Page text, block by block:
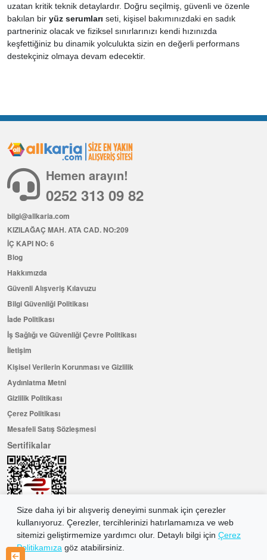
uzatan kritik teknik detaylardır. Doğru seçilmiş, güvenli ve özenle
bakılan bir yüz serumları seti, kişisel bakımınızdaki en sadık
partneriniz olacak ve fiziksel sınırlarınızı kendi hızınızda
keşfettiğiniz bu dinamik yolculukta sizin en değerli performans
destekçiniz olmaya devam edecektir.
Size daha iyi bir alışveriş deneyimi sunmak için çerezler
kullanıyoruz. Çerezler, tercihlerinizi hatırlamamıza ve web
sitemizi geliştirmemize yardımcı olur. Detaylı bilgi için Çerez
Politikamıza göz atabilirsiniz.
Hemen arayın!
0252 313 09 82
bilgi@allkaria.com
KIZILAĞAÇ MAH. ATA CAD. NO:209
İÇ KAPI NO: 6
Blog
Hakkımızda
Güvenli Alışveriş Kılavuzu
Bilgi Güvenliği Politikası
İade Politikası
İş Sağlığı ve Güvenliği Çevre Politikası
İletişim
Kişisel Verilerin Korunması ve Gizlilik
Aydınlatma Metni
Gizlilik Politikası
Çerez Politikası
Mesafeli Satış Sözleşmesi
Sertifikalar
Hemen Üye Olun ...ve 100 ₺ değerinde indirim kuponu kazanın